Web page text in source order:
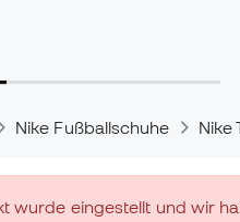
Nike Fußballschuhe Nike
wurde eingestellt und wir